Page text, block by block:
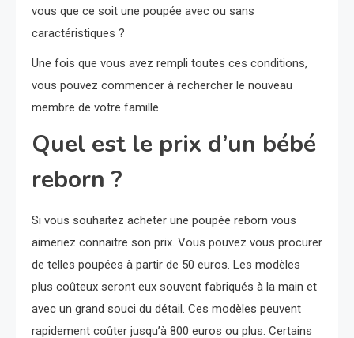
vous que ce soit une poupée avec ou sans
caractéristiques ?
Une fois que vous avez rempli toutes ces conditions,
vous pouvez commencer à rechercher le nouveau
membre de votre famille.
Quel est le prix d’un bébé
reborn ?
Si vous souhaitez acheter une poupée reborn vous
aimeriez connaitre son prix. Vous pouvez vous procurer
de telles poupées à partir de 50 euros. Les modèles
plus coûteux seront eux souvent fabriqués à la main et
avec un grand souci du détail. Ces modèles peuvent
rapidement coûter jusqu’à 800 euros ou plus. Certains